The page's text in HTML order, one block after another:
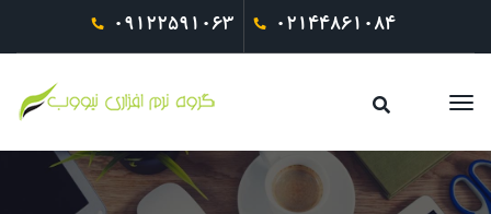
09122591063 02144861084